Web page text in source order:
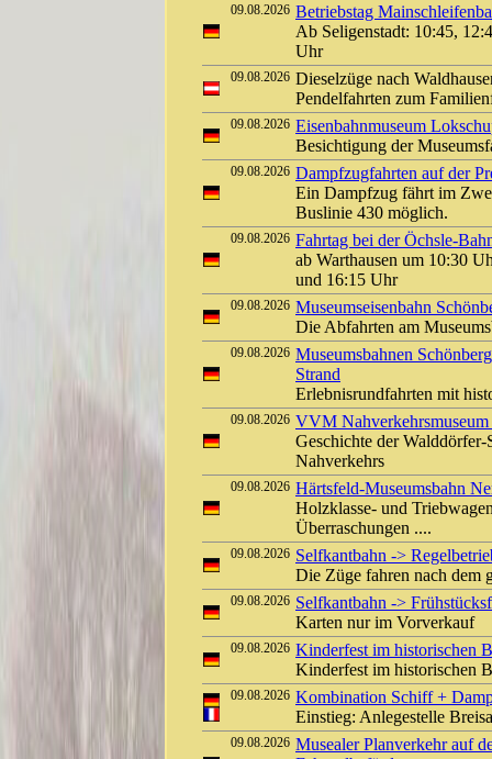
09.08.2026 Betriebstag
Ab Seligenstadt: 10:45,
Uhr
09.08.2026 Dieselzüge nach
Pendelfahrten zum
09.08.2026 Eisenbahnmuseum
Besichtigung der
09.08.2026 Dampfzugfahrten auf der
Ein Dampfzug fährt im
Buslinie 430 möglich.
09.08.2026 Fahrtag bei der Öchsle-
ab Warthausen um 10:30
und 16:15 Uhr
09.08.2026 Museumseisenbahn
Die Abfahrten am
09.08.2026 Museumsbahnen
Strand
Erlebnisrundfahrten mit
09.08.2026 VVM
Geschichte der
Nahverkehrs
09.08.2026 Härtsfeld-Museumsbahn
Holzklasse- und
Überraschungen ....
09.08.2026 Selfkantbahn ->
Die Züge fahren nach dem
09.08.2026 Selfkantbahn ->
Karten nur im Vorverkauf
09.08.2026 Kinderfest im historischen
Kinderfest im historischen
09.08.2026 Kombination Schiff +
Einstieg: Anlegestelle
09.08.2026 Musealer Planverkehr auf